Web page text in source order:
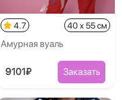
4.7 40 x 55 см
Амурная вуаль
9101₽ Заказать